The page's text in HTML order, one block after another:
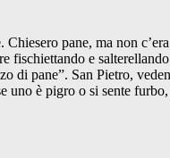
pane, ma non
fischiettando e
di pane”. San Pietro,
uno è pigro o si sente